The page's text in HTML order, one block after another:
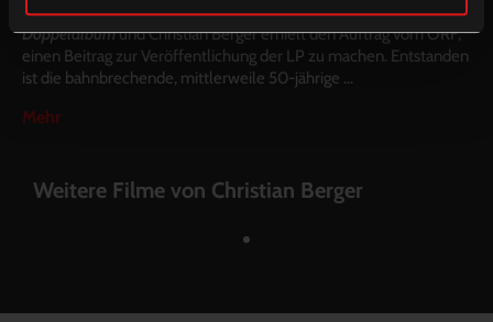
1973 erschien Werner Pirchner DebütalbumEin halbes
Doppelalbumund Christian Berger erhielt den Auftrag vom ORF,
einen Beitrag zur Veröffentlichung der LP zu machen. Entstanden
ist die bahnbrechende, mittlerweile 50-jährige
Mehr
Weitere Filme von Christian Berger